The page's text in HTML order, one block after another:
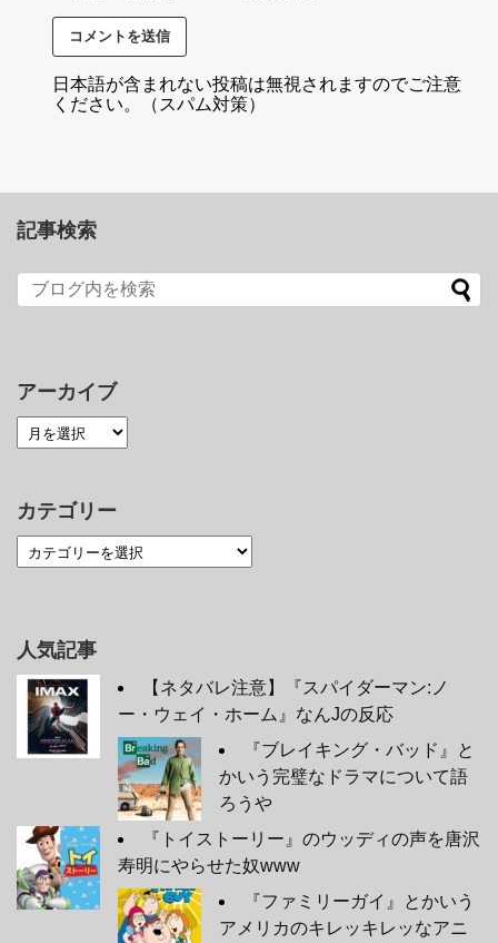
日本語が含まれない投稿は無視されますのでご注意
ください。（スパム対策）
記事検索
アーカイブ
カテゴリー
人気記事
【ネタバレ注意】『スパイダーマン:ノ
ー・ウェイ・ホーム』なんJの反応
『ブレイキング・バッド』と
かいう完璧なドラマについて語
ろうや
『トイストーリー』のウッディの声を唐沢
寿明にやらせた奴www
『ファミリーガイ』とかいう
アメリカのキレッキレッなアニ